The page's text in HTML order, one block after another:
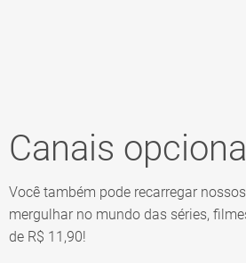
Canais
Você também pode recarregar
mergulhar no mundo das séries,
de R$ 11,90!